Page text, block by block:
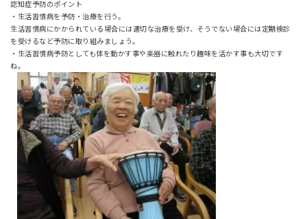
認知症予防のポイント
・生活習慣病を予防・治療を行う。
生活習慣病にかかられている場合には適切な治療を受け、そうでない場合には定期検診
を受けるなど予防に取り組みましょう。
・生活習慣病予防としても体を動かす事や楽器に触れたり趣味を活かす事も大切です
ね。